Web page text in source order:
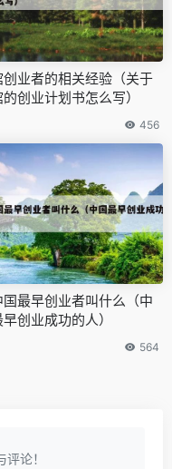
创业者的相关经验（关于
创业计划书怎么写）
456
国最早创业者叫什么（中
创业成功的人）
564
论！